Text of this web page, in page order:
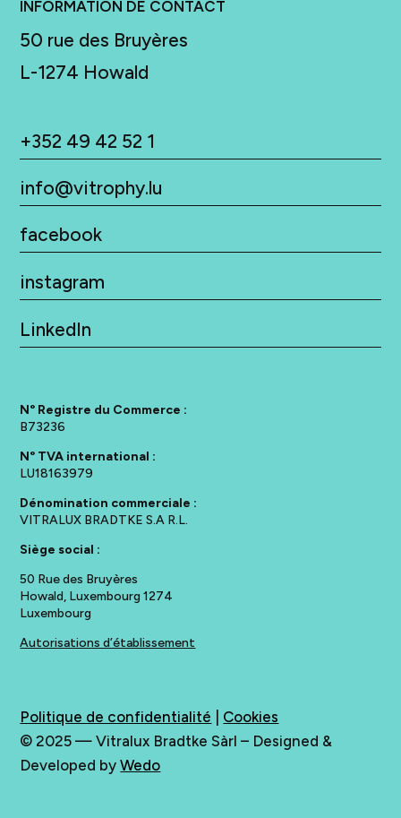
INFORMATION DE CONTACT
50 rue des Bruyères
L-1274 Howald
+352 49 42 52 1
info@vitrophy.lu
facebook
instagram
LinkedIn
N° Registre du Commerce :
B73236
N° TVA international :
LU18163979
Dénomination commerciale :
VITRALUX BRADTKE S.A R.L.
Siège social :
50 Rue des Bruyères
Howald, Luxembourg 1274
Luxembourg
Autorisations d’établissement
© 2025 —Vitralux Bradtke Sàrl – Designed &
Developed byWedo
Politique de confidentialité Cookies